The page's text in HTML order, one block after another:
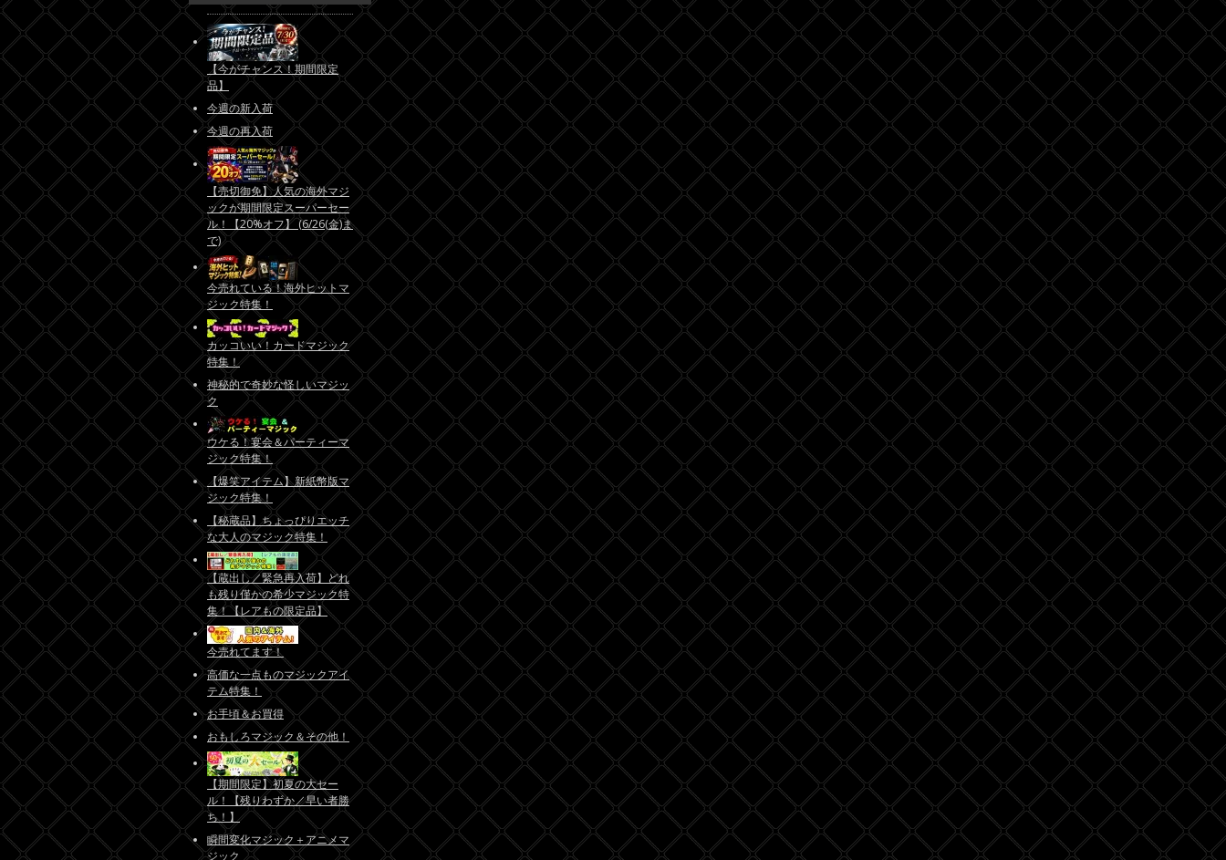
【今がチャンス！期間限定
品】
今週の新入荷
今週の再入荷
【売切御免】人気の海外マジ
ックが期間限定スーパーセー
ル！【20%オフ】 (6/26(金)ま
で)
今売れている！海外ヒットマ
ジック特集！
カッコいい！カードマジック
特集！
神秘的で奇妙な怪しいマジッ
ク
ウケる！宴会＆パーティーマ
ジック特集！
【爆笑アイテム】新紙幣版マ
ジック特集！
【秘蔵品】ちょっぴりエッチ
な大人のマジック特集！
【蔵出し／緊急再入荷】どれ
も残り僅かの希少マジック特
集！【レアもの限定品】
今売れてます！
高価な一点ものマジックアイ
テム特集！
お手頃＆お買得
おもしろマジック＆その他！
【期間限定】初夏の大セー
ル！【残りわずか／早い者勝
ち！】
瞬間変化マジック＋アニメマ
ジック